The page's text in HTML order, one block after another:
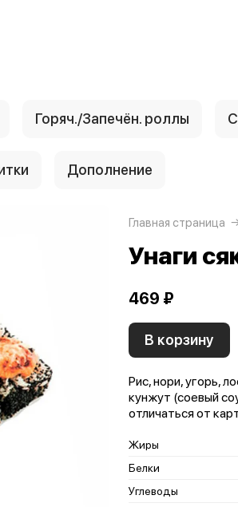
Горяч./Запечён. роллы
Дополнение
Главная страница
Унаги
469 ₽
В корзину
Рис, нори, угорь,
кунжут (соевый
отличаться от
Жиры
Белки
Углеводы